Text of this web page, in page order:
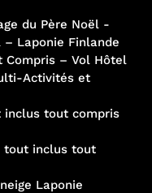
du Père Noël -
Laponie Finlande
Compris – Vol Hôtel
Activités et
inclus tout compris
tout inclus tout
Laponie